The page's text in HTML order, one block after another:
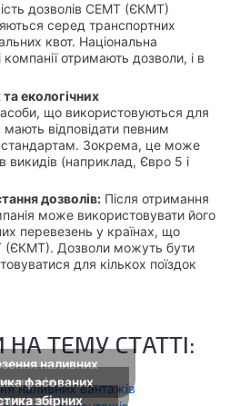
дозволів СЕМТ (ЄКМТ)
серед транспортних
квот. Національна
компанії отримають дозволи, і в
екологічних
що використовуються для
відповідати певним
стандартам. Зокрема, це може
викидів (наприклад, Євро 5 і
дозволів:Після отримання
може використовувати його
перевезень у країнах, що
(ЄКМТ). Дозволи можуть бути
для кількох поїздок
ТЕМУ СТАТТІ:
наливних
фасованих
збірних